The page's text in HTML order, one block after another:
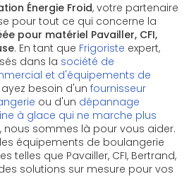
Énergie Froid, votre partenaire
pour tout ce qui concerne la
pour matériel Pavailler, CFI,
. En tant que Frigoriste expert,
dans la société de
et d'équipements de
besoin d'un fournisseur
ou d'un dépannage
à glace qui ne marche plus
, nous sommes là pour vous aider.
équipements de boulangerie
telles que Pavailler, CFI, Bertrand,
solutions sur mesure pour vos